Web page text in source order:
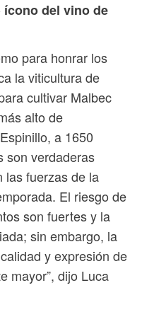
ícono del vino de
para honrar los
la viticultura de
cultivar Malbec
alto de
a 1650
son verdaderas
las fuerzas de la
El riesgo de
son fuertes y la
sin embargo, la
y expresión de
mayor”, dijo Luca